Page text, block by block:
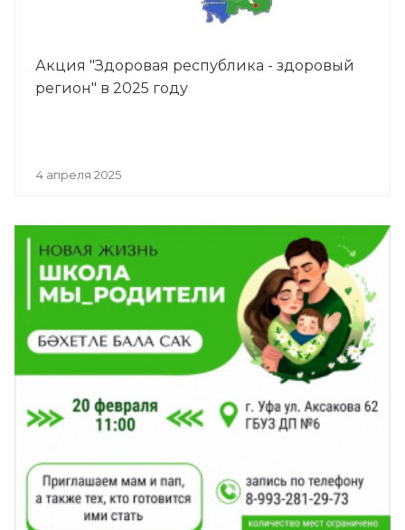
Акция "Здоровая республика - здоровый
регион" в 2025 году
4 апреля 2025